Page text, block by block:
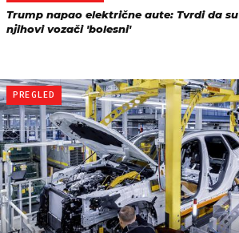
Trump napao električne aute: Tvrdi da su
njihovi vozači 'bolesni'
PREGLED